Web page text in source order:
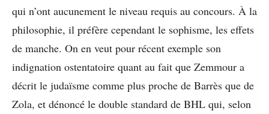
qui n’ont aucunement le niveau requis au concours. À la
philosophie, il préfère cependant le sophisme, les effets
de manche. On en veut pour récent exemple son
indignation ostentatoire quant au fait que Zemmour a
décrit le judaïsme comme plus proche de Barrès que de
Zola, et dénoncé le double standard de BHL qui, selon